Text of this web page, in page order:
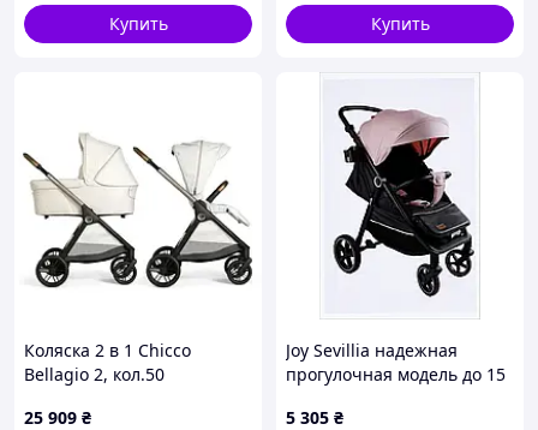
Купить
Купить
Коляска 2 в 1 Chicco
Bellagio 2, кол.50
25 909 ₴
Joy Sevillia надежная
прогулочная модель до 15
5 305 ₴